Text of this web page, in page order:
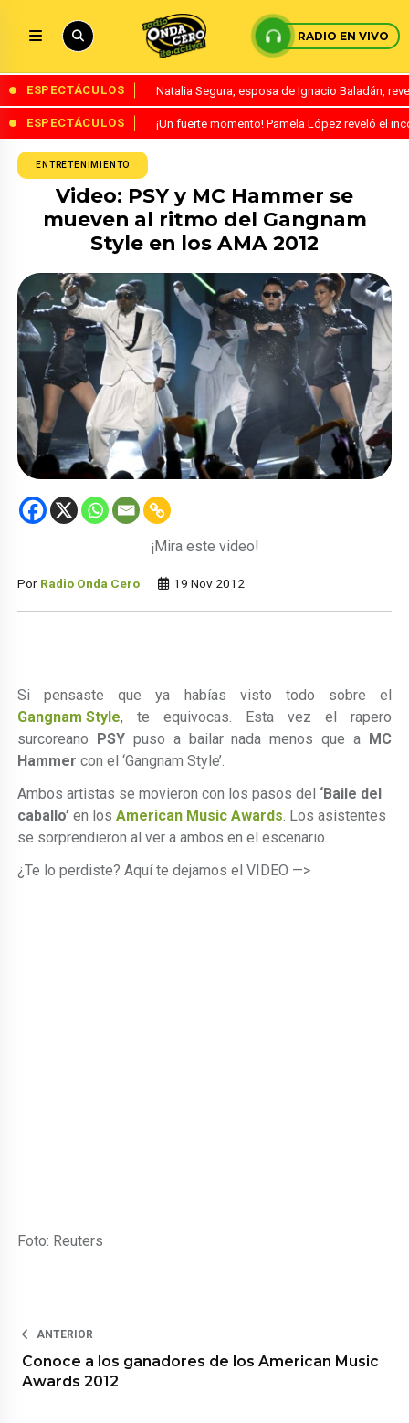
RADIO EN VIVO
ESPECTÁCULOS Natalia Segura, esposa de Ignacio Baladán,
ESPECTÁCULOS ¡Un fuerte momento! Pamela López reveló el
ENTRETENIMIENTO
Video: PSY y MC Hammer se
mueven al ritmo del Gangnam
Style en los AMA 2012
¡Mira este video!
Por Radio Onda Cero 19 Nov 2012
Si pensaste que ya habías visto todo sobre el
Gangnam Style, te equivocas. Esta vez el rapero
surcoreano PSY puso a bailar nada menos que a MC
Hammer con el ‘Gangnam Style’.
Ambos artistas se movieron con los pasos del ‘Baile del
caballo’ en losAmerican Music Awards. Los asistentes
se sorprendieron al ver a ambos en el escenario.
¿Te lo perdiste? Aquí te dejamos el VIDEO —>
Foto: Reuters
ANTERIOR
Conoce a los ganadores de los American Music
Awards 2012